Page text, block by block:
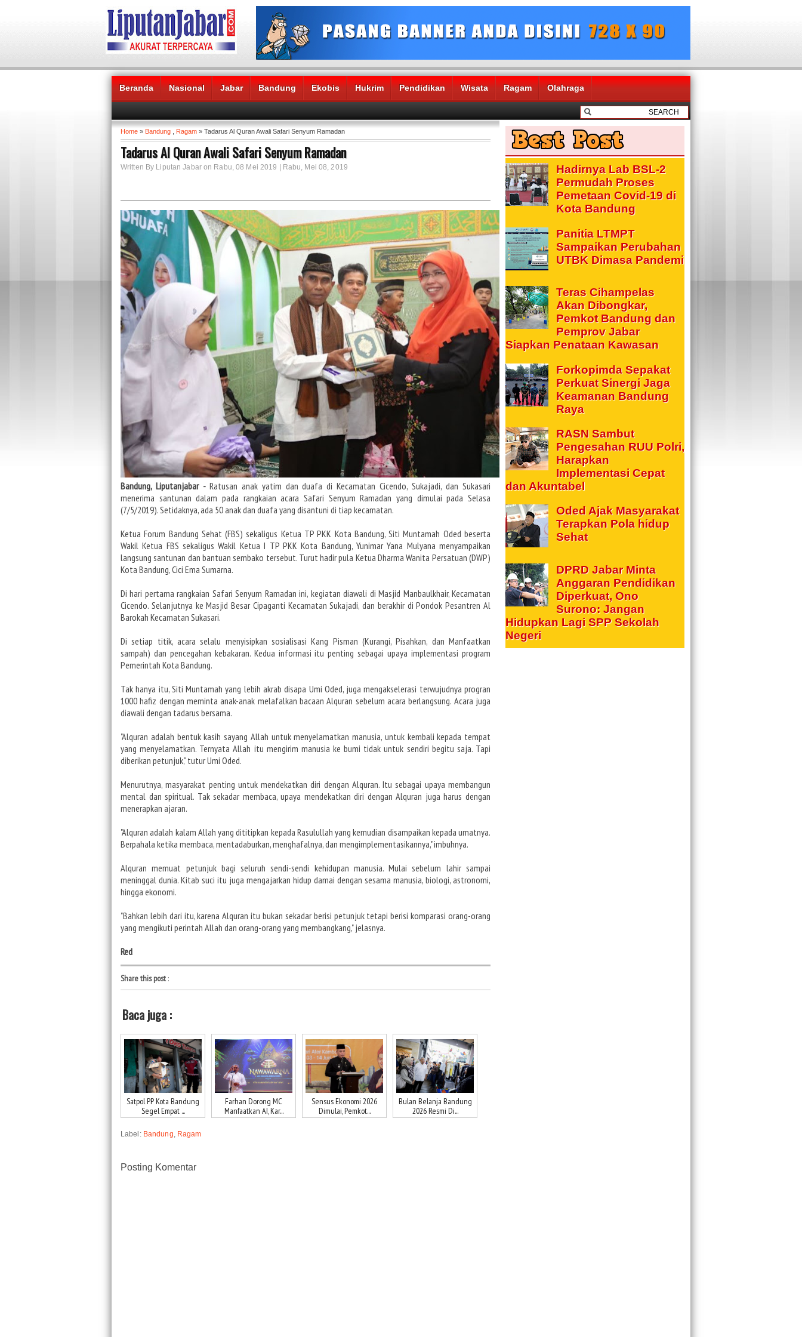
Beranda Nasional Jabar Bandung Ekobis Hukrim Pendidikan Wisata Ragam Olahraga
Headlines News :
Home » Bandung Ragam » Tadarus Al Quran Awali Safari Senyum Ramadan
Tadarus Al Quran Awali Safari Senyum Ramadan
Written By Liputan Jabar on Rabu, 08 Mei 2019 | Rabu, Mei 08, 2019
Bandung, Liputanjabar- Ratusan anak yatim dan duafa di Kecamatan Cicendo, Sukajadi, dan Sukasari
menerima santunan dalam pada rangkaian acara Safari Senyum Ramadan yang dimulai pada Selasa
(7/5/2019). Setidaknya, ada 50 anak dan duafa yang disantuni di tiap kecamatan.
Ketua Forum Bandung Sehat (FBS) sekaligus Ketua TP PKK Kota Bandung, Siti Muntamah Oded beserta
Wakil Ketua FBS sekaligus Wakil Ketua I TP PKK Kota Bandung, Yunimar Yana Mulyana menyampaikan
langsung santunan dan bantuan sembako tersebut. Turut hadir pula Ketua Dharma Wanita Persatuan (DWP)
Kota Bandung, Cici Ema Sumarna.
Di hari pertama rangkaian Safari Senyum Ramadan ini, kegiatan diawali di Masjid Manbaulkhair, Kecamatan
Cicendo. Selanjutnya ke Masjid Besar Cipaganti Kecamatan Sukajadi, dan berakhir di Pondok Pesantren Al
Barokah Kecamatan Sukasari.
Di setiap titik, acara selalu menyisipkan sosialisasi Kang Pisman (Kurangi, Pisahkan, dan Manfaatkan
sampah) dan pencegahan kebakaran. Kedua informasi itu penting sebagai upaya implementasi program
Pemerintah Kota Bandung.
Tak hanya itu, Siti Muntamah yang lebih akrab disapa Umi Oded, juga mengakselerasi terwujudnya progran
1000 hafiz dengan meminta anak-anak melafalkan bacaan Alquran sebelum acara berlangsung. Acara juga
diawali dengan tadarus bersama.
"Alquran adalah bentuk kasih sayang Allah untuk menyelamatkan manusia, untuk kembali kepada tempat
yang menyelamatkan. Ternyata Allah itu mengirim manusia ke bumi tidak untuk sendiri begitu saja. Tapi
diberikan petunjuk," tutur Umi Oded.
Menurutnya, masyarakat penting untuk mendekatkan diri dengan Alquran. Itu sebagai upaya membangun
mental dan spiritual. Tak sekadar membaca, upaya mendekatkan diri dengan Alquran juga harus dengan
menerapkan ajaran.
"Alquran adalah kalam Allah yang dititipkan kepada Rasulullah yang kemudian disampaikan kepada umatnya.
Berpahala ketika membaca, mentadaburkan, menghafalnya, dan mengimplementasikannya," imbuhnya.
Alquran memuat petunjuk bagi seluruh sendi-sendi kehidupan manusia. Mulai sebelum lahir sampai
meninggal dunia. Kitab suci itu juga mengajarkan hidup damai dengan sesama manusia, biologi, astronomi,
hingga ekonomi.
"Bahkan lebih dari itu, karena Alquran itu bukan sekadar berisi petunjuk tetapi berisi komparasi orang-orang
yang mengikuti perintah Allah dan orang-orang yang membangkang," jelasnya.
Red
Share this post:
Baca juga :
Satpol PP Kota Bandung
Segel Empat ...
Farhan Dorong MC
Manfaatkan AI, Kar...
Sensus Ekonomi 2026
Dimulai, Pemkot...
Bulan Belanja Bandung
2026 Resmi Di...
Label: Bandung Ragam
Posting Komentar
Hadirnya Lab BSL-2
Permudah Proses
Pemetaan Covid-19 di
Kota Bandung
Panitia LTMPT
Sampaikan Perubahan
UTBK Dimasa Pandemi
Teras Cihampelas
Akan Dibongkar,
Pemkot Bandung dan
Pemprov Jabar
Siapkan Penataan Kawasan
Forkopimda Sepakat
Perkuat Sinergi Jaga
Keamanan Bandung
Raya
RASN Sambut
Pengesahan RUU Polri,
Harapkan
Implementasi Cepat
dan Akuntabel
Oded Ajak Masyarakat
Terapkan Pola hidup
Sehat
DPRD Jabar Minta
Anggaran Pendidikan
Diperkuat, Ono
Surono: Jangan
Hidupkan Lagi SPP Sekolah
Negeri